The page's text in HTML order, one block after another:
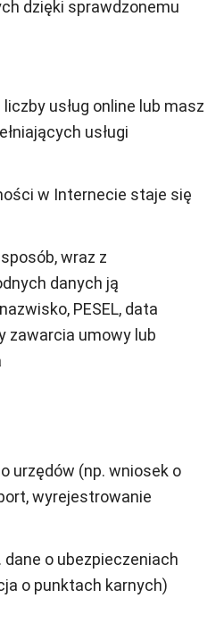
dzięki sprawdzonemu
usług online lub masz
usługi
w Internecie staje się
wraz z
danych ją
PESEL, data
zawarcia umowy lub
urzędów (np. wniosek o
wyrejestrowanie
o ubezpieczeniach
o punktach karnych)